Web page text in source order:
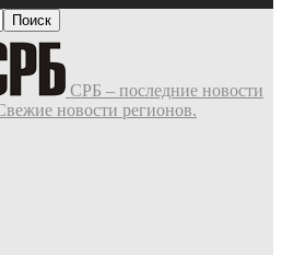
СРБ – последние новости
новости регионов.